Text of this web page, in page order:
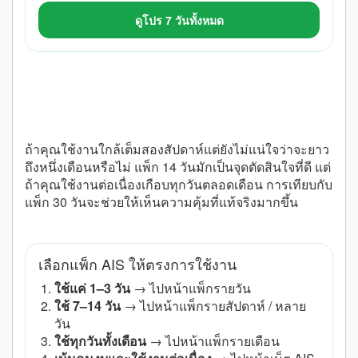
ดูโปร 7 วันทั้งหมด
ถ้าคุณใช้งานใกล้เต็มสองสัปดาห์แต่ยังไม่แน่ใจว่าจะยาว
ถึงหนึ่งเดือนหรือไม่ แพ็ก 14 วันมักเป็นจุดตัดสินใจที่ดี แต่
ถ้าคุณใช้งานต่อเนื่องเกือบทุกวันตลอดเดือน การเทียบกับ
แพ็ก 30 วันจะช่วยให้เห็นความคุ้มที่แท้จริงมากขึ้น
เลือกแพ็ก AIS ให้ตรงการใช้งาน
ใช้แค่ 1–3 วัน→ ไปหน้าแพ็กรายวัน
ใช้ 7–14 วัน→ ไปหน้าแพ็กรายสัปดาห์ / หลาย
วัน
ใช้ทุกวันทั้งเดือน→ ไปหน้าแพ็กรายเดือน